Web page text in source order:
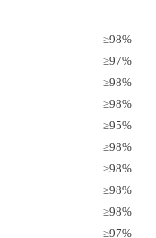
≥98%
≥97%
≥98%
≥98%
≥95%
≥98%
≥98%
≥98%
≥98%
≥97%